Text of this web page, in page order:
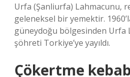
Urfa (Şanliurfa) Lahmacunu,
geleneksel bir yemektir.
güneydoğu bölgesinden Urfa
şöhreti Torkiye’ye yayıldı.
Çökertme